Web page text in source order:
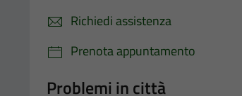
Richiedi assistenza
Prenota appuntamento
Problemi in città